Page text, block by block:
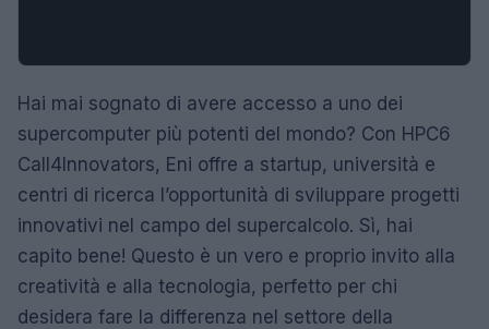
Hai mai sognato di avere accesso a uno dei
supercomputer più potenti del mondo? Con HPC6
Call4Innovators, Eni offre a startup, università e
centri di ricerca l’opportunità di sviluppare progetti
innovativi nel campo del supercalcolo. Sì, hai
capito bene! Questo è un vero e proprio invito alla
creatività e alla tecnologia, perfetto per chi
desidera fare la differenza nel settore della